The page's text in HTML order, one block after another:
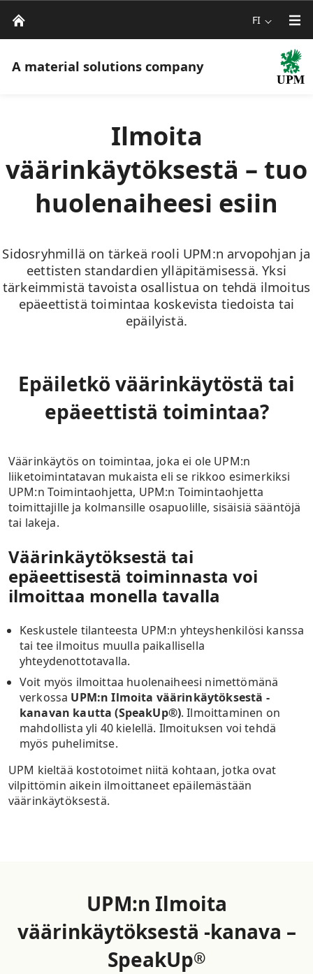
FI
A material solutions company
Ilmoita
väärinkäytöksestä – tuo
huolenaiheesi esiin
Sidosryhmillä on tärkeä rooli UPM:n arvopohjan ja
eettisten standardien ylläpitämisessä. Yksi
tärkeimmistä tavoista osallistua on tehdä ilmoitus
epäeettistä toimintaa koskevista tiedoista tai
epäilyistä.
Epäiletkö väärinkäytöstä tai
epäeettistä toimintaa?
Väärinkäytös on toimintaa, joka ei ole UPM:n
liiketoimintatavan mukaista eli se rikkoo esimerkiksi
UPM:n Toimintaohjetta, UPM:n Toimintaohjetta
toimittajille ja kolmansille osapuolille, sisäisiä sääntöjä
tai lakeja.
Väärinkäytöksestä tai
epäeettisestä toiminnasta voi
ilmoittaa monella tavalla
Keskustele tilanteesta UPM:n yhteyshenkilösi kanssa
tai tee ilmoitus muulla paikallisella
yhteydenottotavalla.
Voit myös ilmoittaa huolenaiheesi nimettömänä
verkossa UPM:n Ilmoita väärinkäytöksestä -
kanavan kautta (SpeakUp®). Ilmoittaminen on
mahdollista yli 40 kielellä. Ilmoituksen voi tehdä
myös puhelimitse.
UPM kieltää kostotoimet niitä kohtaan, jotka ovat
vilpittömin aikein ilmoittaneet epäilemästään
väärinkäytöksestä.
UPM:n Ilmoita
väärinkäytöksestä -kanava –
SpeakUp®